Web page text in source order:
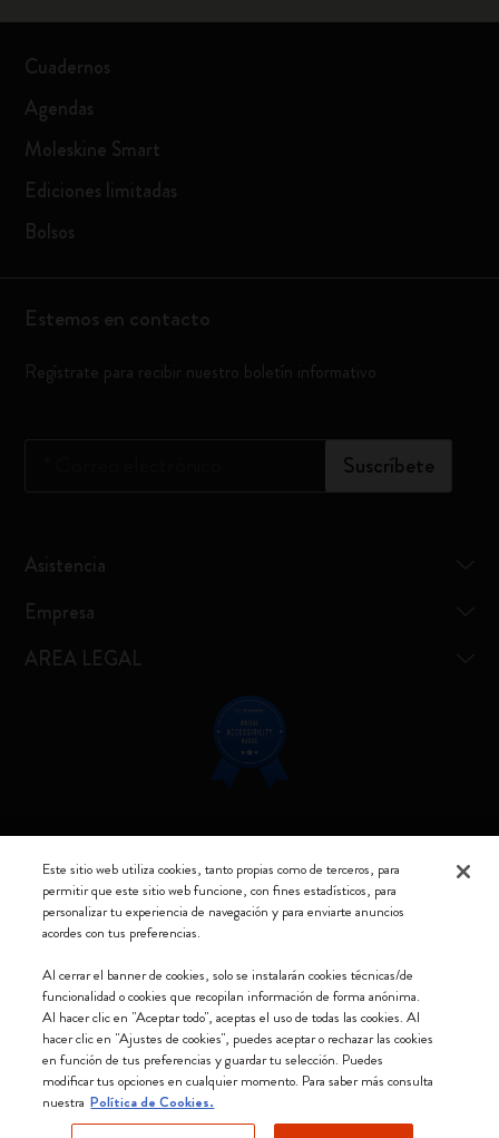
Cuadernos
Agendas
Moleskine Smart
Ediciones limitadas
Bolsos
Estemos en contacto
Regístrate para recibir nuestro boletín informativo
Suscríbete
Asistencia
Empresa
AREA LEGAL
Resta connesso
Aceptamos
Moleskine srl a socio unico - Via Bergognone, 34 – 20144 Milano -
Italia - P. IVA / CCIAA n. 07234480965 - REA MI 1945400 - Cap.
Soc. €2.181.513,42
Este sitio web utiliza cookies, tanto propias como de terceros, para
permitir que este sitio web funcione, con fines estadísticos, para
personalizar tu experiencia de navegación y para enviarte anuncios
acordes con tus preferencias.
Al cerrar el banner de cookies, solo se instalarán cookies técnicas/de
funcionalidad o cookies que recopilan información de forma anónima.
Al hacer clic en "Aceptar todo", aceptas el uso de todas las cookies. Al
hacer clic en "Ajustes de cookies", puedes aceptar o rechazar las cookies
en función de tus preferencias y guardar tu selección. Puedes
modificar tus opciones en cualquier momento. Para saber más consulta
nuestra Política de Cookies.